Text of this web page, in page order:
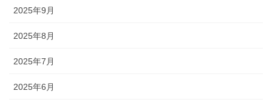
2025年9月
2025年8月
2025年7月
2025年6月